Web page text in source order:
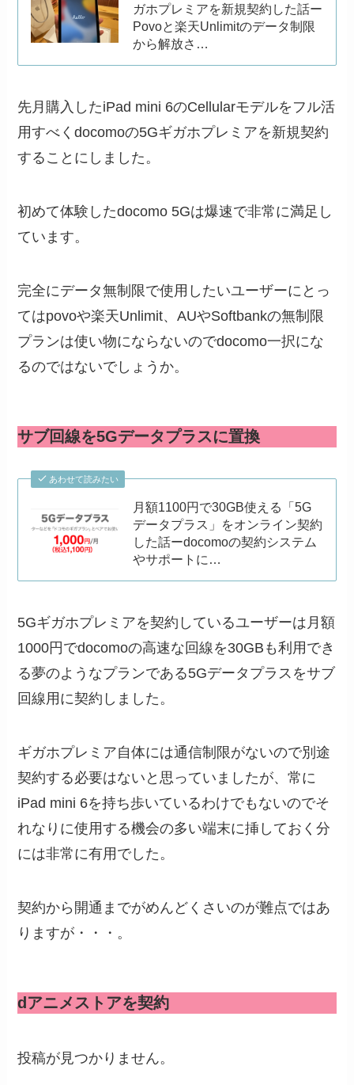
ガホプレミアを新規契約した話ー
Povoと楽天Unlimitのデータ制限
から解放さ…
先月購入したiPad mini 6のCellularモデルをフル活
用すべくdocomoの5Gギガホプレミアを新規契約
することにしました。
初めて体験したdocomo 5Gは爆速で非常に満足し
ています。
完全にデータ無制限で使用したいユーザーにとっ
てはpovoや楽天Unlimit、AUやSoftbankの無制限
プランは使い物にならないのでdocomo一択にな
るのではないでしょうか。
サブ回線を5Gデータプラスに置換
あわせて読みたい
月額1100円で30GB使える「5G
データプラス」をオンライン契約
した話ーdocomoの契約システム
やサポートに…
5Gギガホプレミアを契約しているユーザーは月額
1000円でdocomoの高速な回線を30GBも利用でき
る夢のようなプランである5Gデータプラスをサブ
回線用に契約しました。
ギガホプレミア自体には通信制限がないので別途
契約する必要はないと思っていましたが、常に
iPad mini 6を持ち歩いているわけでもないのでそ
れなりに使用する機会の多い端末に挿しておく分
には非常に有用でした。
契約から開通までがめんどくさいのが難点ではあ
りますが・・・。
dアニメストアを契約
投稿が見つかりません。